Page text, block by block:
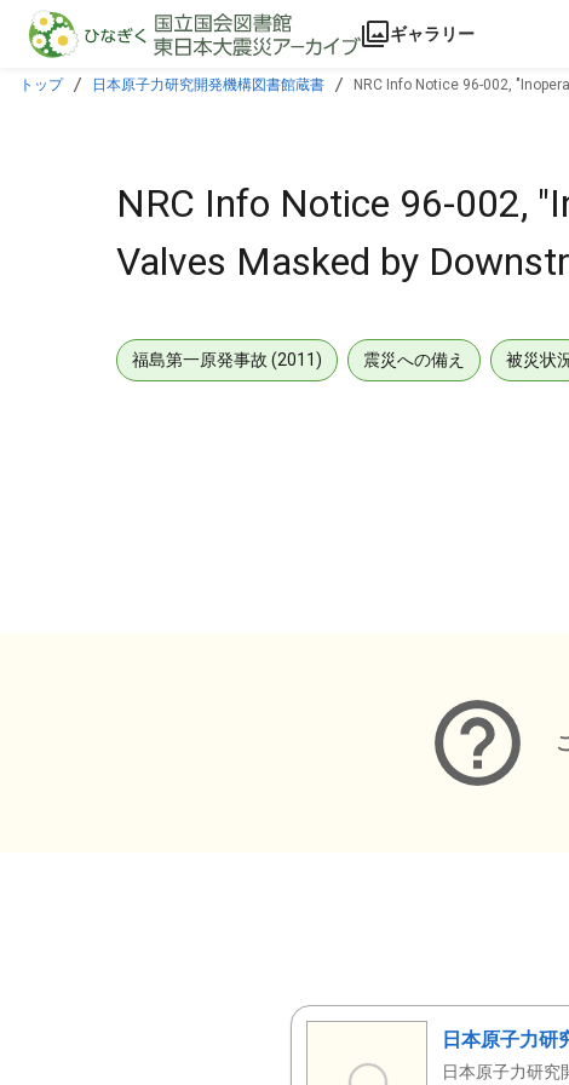
本文に飛ぶ
ギャラリー
トップ 日本原子力研究開発機構図書館蔵書 NRC Info Notice 96-002,
NRC Info Notice 96-002,
Valves Masked by
福島第一原発事故 (2011) 震災への備え 被災状
日本原子力研
日本原子力研究